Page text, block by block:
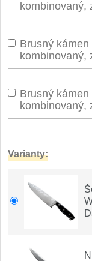
kombinovaný,
Brusný
kombinovaný,
Brusný
kombinovaný,
Varianty: